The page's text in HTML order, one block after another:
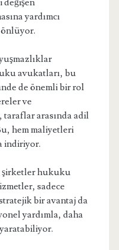
yardımcı
avukatları, bu
de önemli bir rol
ve
arasında adil
hem maliyetleri
indiriyor.
şirketler hukuku
sadece
bir avantaj da
yardımla, daha